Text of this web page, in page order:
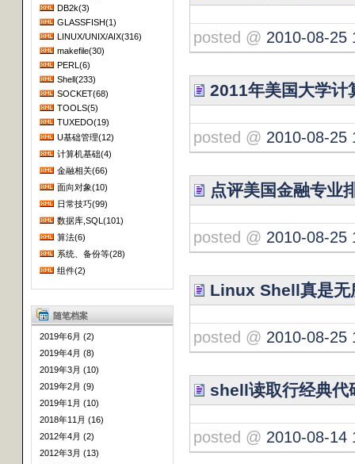
DB2k(3)
GLASSFISH(1)
LINUX/UNIX/AIX(316)
makefile(30)
PERL(6)
Shell(233)
SOCKET(68)
TOOLS(5)
TUXEDO(19)
U基础管理(12)
计算机基础(4)
金融相关(66)
面向对象(10)
日常技巧(99)
数据库,SQL(101)
算法(6)
系统、备份等(28)
组件(2)
随笔档案
2019年6月 (2)
2019年4月 (8)
2019年3月 (10)
2019年2月 (9)
2019年1月 (10)
2018年11月 (16)
2012年4月 (2)
2012年3月 (13)
posted @ 2010-08-25
2011年美国大学计
posted @ 2010-08-25
点评美国金融专业
posted @ 2010-08-25
Linux Shell真是无
posted @ 2010-08-25
shell读取行经典代
posted @ 2010-08-14